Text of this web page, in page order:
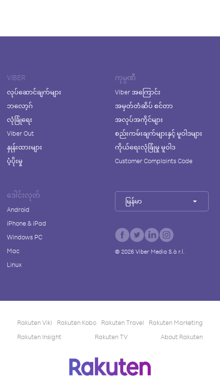
VIBER
လုပ်ဆောင်ချက်များ
ဘလော့ဂ်
လုံခြုံရေး
Viber Out
နှုန်းထားများ
ပံ့ပိုးမှု
ကုမ္ပဏီ
Viber အကြောင်း
အမှတ်တံဆိပ် စင်တာ
အလုပ်အကိုင်များ
စည်းကမ်းချက်များနှင့် မူဝါဒများ
ကိုယ်ရေးလုံခြုံမှု မူဝါဒ
Customer Complaints Code
ဒေါင်းလုတ်
Android
iPhone & iPad
Windows PC
Mac
Linux
မြန်မာ
© 2026Viber Media S.à r.l.
Rakuten Viki Rakuten Kobo Rakuten Travel
Rakuten Marketing
Rakuten Insight
Rakuten TV About Rakuten